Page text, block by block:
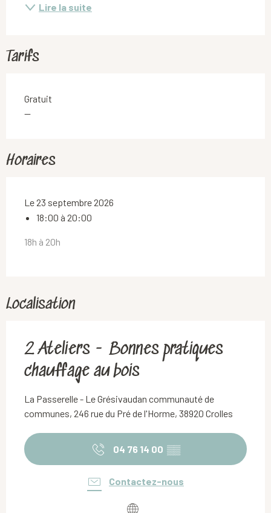
Lire la suite
Tarifs
Gratuit
—
Horaires
Le 23 septembre 2026
18:00 à 20:00
18h à 20h
Localisation
2 Ateliers - Bonnes pratiques
chauffage au bois
La Passerelle - Le Grésivaudan communauté de
communes, 246 rue du Pré de l'Horme, 38920 Crolles
04 76 14 00 ▒▒
Contactez-nous